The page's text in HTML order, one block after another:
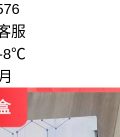
服
8℃